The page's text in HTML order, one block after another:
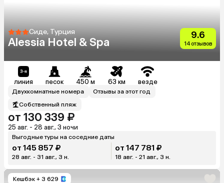
Сиде, Турция
Alessia Hotel & Spa
9.6
14 отзывов
линия песок 450 м 63 км везде
Двухкомнатные номера
Отзывы за этот год
Собственный пляж
от 130 339 ₽
25 авг. - 28 авг., 3 ночи
Выгодные туры на соседние даты
от 145 857 ₽
28 авг. - 31 авг., 3 н.
от 147 781 ₽
18 авг. - 21 авг., 3 н.
Кешбэк + 3 629